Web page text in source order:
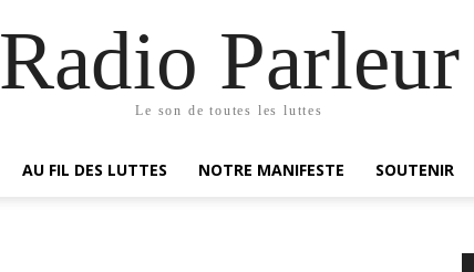
Radio Parleur
Le son de toutes les luttes
AU FIL DES LUTTES NOTRE MANIFESTE SOUTENIR